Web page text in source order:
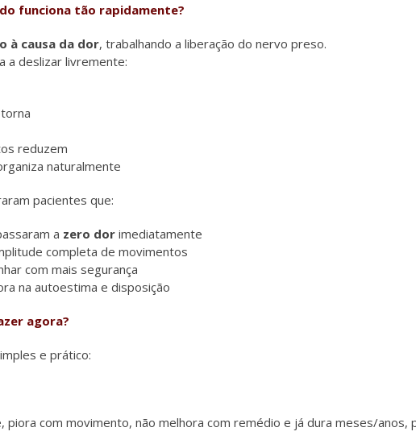
funciona tão rapidamente?
à causa da dor, trabalhando a liberação do nervo preso.
a deslizar livremente:
reduzem
naturalmente
pacientes que:
a zero dor imediatamente
completa de movimentos
com mais segurança
na autoestima e disposição
agora?
e prático:
piora com movimento, não melhora com remédio e já dura meses/anos,